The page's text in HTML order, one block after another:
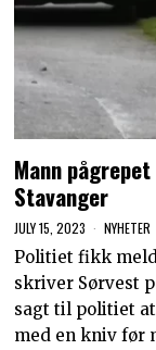
Mann
Stavanger
JULY 15, 2023 NYHETER
Politiet fikk
skriver Sørvest
sagt til politiet
med en kniv før